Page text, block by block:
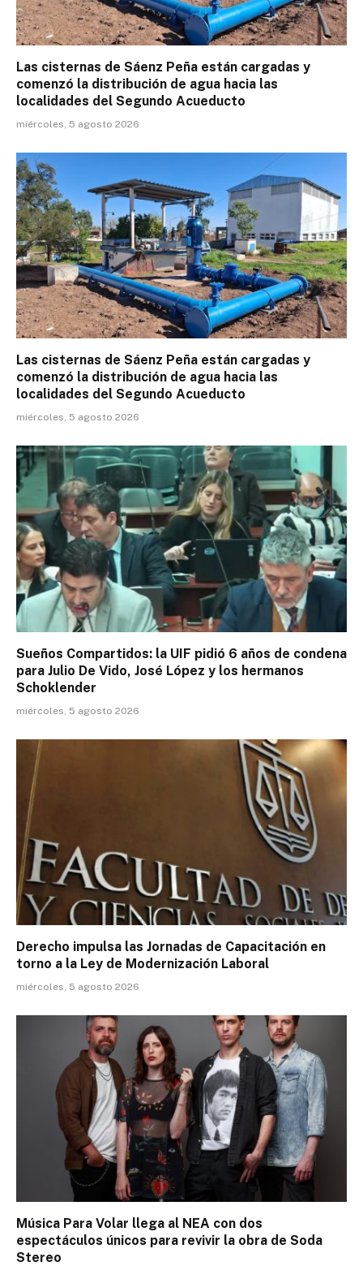
Las cisternas de Sáenz Peña están cargadas y
comenzó la distribución de agua hacia las
localidades del Segundo Acueducto
miércoles, 5 agosto 2026
Las cisternas de Sáenz Peña están cargadas y
comenzó la distribución de agua hacia las
localidades del Segundo Acueducto
miércoles, 5 agosto 2026
Sueños Compartidos: la UIF pidió 6 años de condena
para Julio De Vido, José López y los hermanos
Schoklender
miércoles, 5 agosto 2026
Derecho impulsa las Jornadas de Capacitación en
torno a la Ley de Modernización Laboral
miércoles, 5 agosto 2026
Música Para Volar llega al NEA con dos
espectáculos únicos para revivir la obra de Soda
Stereo